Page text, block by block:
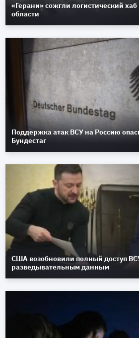
«Герани» сожгли логистический
области
Поддержка атак ВСУ на Россию
Бундестаг
США возобновили полный доступ
разведывательным данным